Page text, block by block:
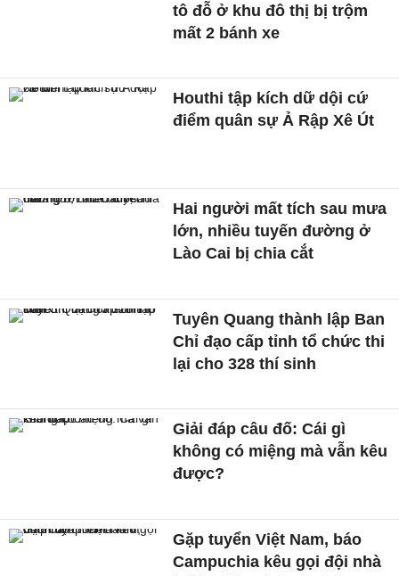
tô đỗ ở khu đô thị bị trộm
mất 2 bánh xe
Houthi tập kích dữ dội cứ
điểm quân sự Ả Rập Xê Út
Hai người mất tích sau mưa
lớn, nhiều tuyến đường ở
Lào Cai bị chia cắt
Tuyên Quang thành lập Ban
Chỉ đạo cấp tỉnh tổ chức thi
lại cho 328 thí sinh
Giải đáp câu đố: Cái gì
không có miệng mà vẫn kêu
được?
Gặp tuyển Việt Nam, báo
Campuchia kêu gọi đội nhà